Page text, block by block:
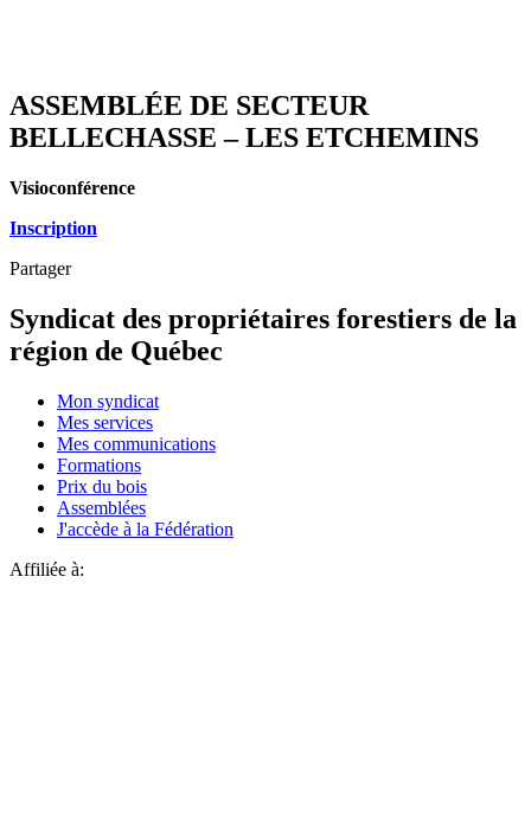
ASSEMBLÉE DE SECTEUR
BELLECHASSE – LES ETCHEMINS
Visioconférence
Inscription
Partager
Syndicat des propriétaires forestiers de la
région de Québec
Mon syndicat
Mes services
Mes communications
Formations
Prix du bois
Assemblées
J'accède à la Fédération
Affiliée à: